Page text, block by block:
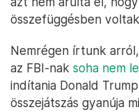
összefüggésben
Nemrégen írtunk
az FBI-nak soha nem
indítania Donald
összejátszás gyanúja